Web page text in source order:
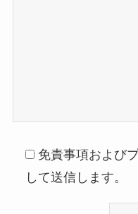
免責事項および
して送信します。